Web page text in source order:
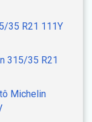
35 R21 111Y
315/35 R21
Michelin